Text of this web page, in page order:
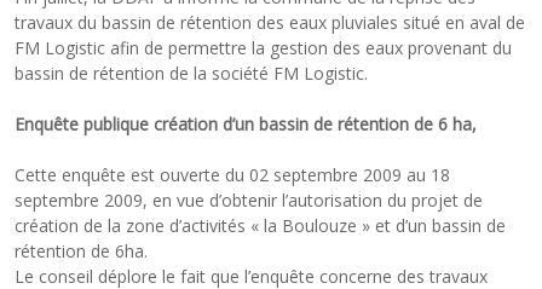
travaux du bassin de rétention des eaux pluviales situé en aval de
FM Logistic afin de permettre la gestion des eaux provenant du
bassin de rétention de la société FM Logistic.
Enquête publique création d’un bassin de rétention de 6 ha,
Cette enquête est ouverte du 02 septembre 2009 au 18
septembre 2009, en vue d’obtenir l’autorisation du projet de
création de la zone d’activités « la Boulouze » et d’un bassin de
rétention de 6ha.
Le conseil déplore le fait que l’enquête concerne des travaux